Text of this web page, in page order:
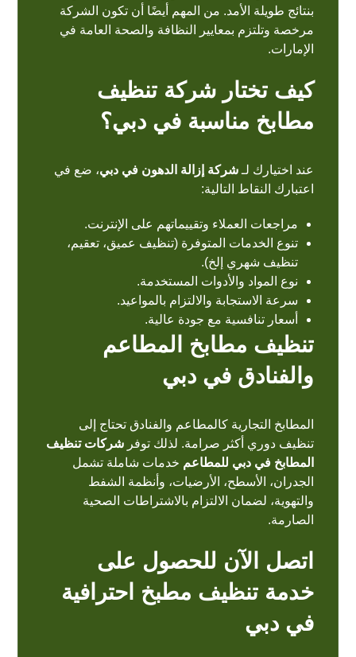
بنتائج طويلة الأمد. من المهم أيضًا أن تكون الشركة
مرخصة وتلتزم بمعايير النظافة والصحة العامة في
الإمارات.
كيف تختار شركة تنظيف
مطابخ مناسبة في دبي؟
عند اختيارك لـشركة إزالة الدهون في دبي، ضع في
اعتبارك النقاط التالية:
مراجعات العملاء وتقييماتهم على الإنترنت.
تنوع الخدمات المتوفرة (تنظيف عميق، تعقيم،
تنظيف شهري إلخ).
نوع المواد والأدوات المستخدمة.
سرعة الاستجابة والالتزام بالمواعيد.
أسعار تنافسية مع جودة عالية.
تنظيف مطابخ المطاعم
والفنادق في دبي
المطابخ التجارية كالمطاعم والفنادق تحتاج إلى
تنظيف دوري أكثر صرامة. لذلك توفرشركات تنظيف
المطابخ في دبي للمطاعم خدمات شاملة تشمل
الجدران، الأسطح، الأرضيات، وأنظمة الشفط
والتهوية، لضمان الالتزام بالاشتراطات الصحية
الصارمة.
اتصل الآن للحصول على
خدمة تنظيف مطبخ احترافية
في دبي